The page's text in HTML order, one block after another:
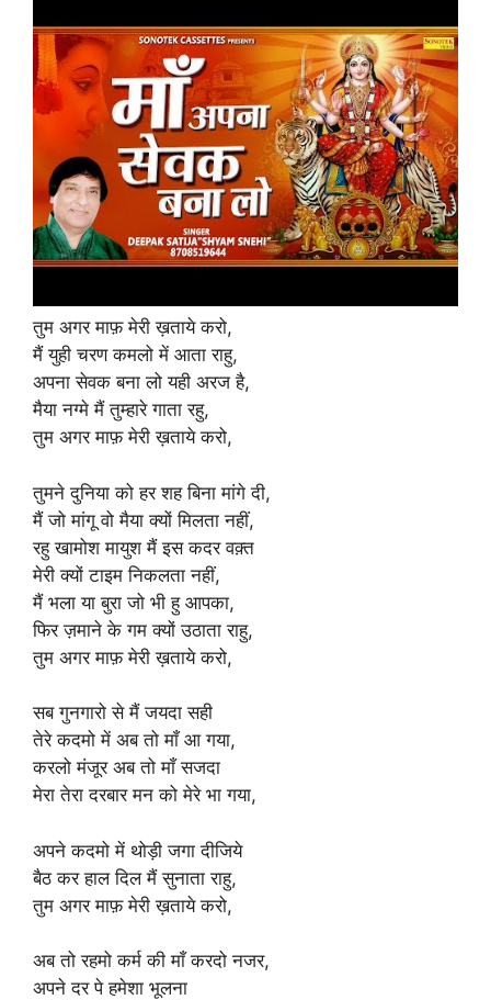
तुम अगर माफ़ मेरी ख़ताये करो,
मैं युही चरण कमलो में आता राहु,
अपना सेवक बना लो यही अरज है,
मैया नग्मे मैं तुम्हारे गाता रहु,
तुम अगर माफ़ मेरी ख़ताये करो,
तुमने दुनिया को हर शह बिना मांगे दी,
मैं जो मांगू वो मैया क्यों मिलता नहीं,
रहु खामोश मायुश मैं इस कदर वक़्त
मेरी क्यों टाइम निकलता नहीं,
मैं भला या बुरा जो भी हु आपका,
फिर ज़माने के गम क्यों उठाता राहु,
तुम अगर माफ़ मेरी ख़ताये करो,
सब गुनगारो से मैं जयदा सही
तेरे कदमो में अब तो माँ आ गया,
करलो मंजूर अब तो माँ सजदा
मेरा तेरा दरबार मन को मेरे भा गया,
अपने कदमो में थोड़ी जगा दीजिये
बैठ कर हाल दिल मैं सुनाता राहु,
तुम अगर माफ़ मेरी ख़ताये करो,
अब तो रहमो कर्म की माँ करदो नजर,
अपने दर पे हमेशा भूलना